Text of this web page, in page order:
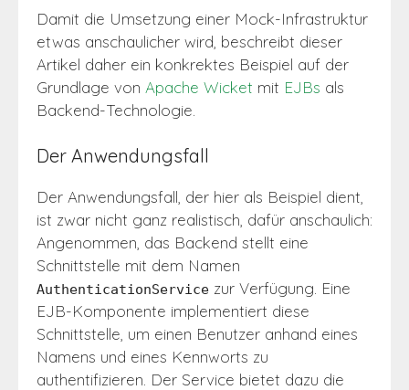
Damit die Umsetzung einer Mock-Infrastruktur
etwas anschaulicher wird, beschreibt dieser
Artikel daher ein konkrektes Beispiel auf der
Grundlage von Apache Wicket mit EJBs als
Backend-Technologie.
Der Anwendungsfall
Der Anwendungsfall, der hier als Beispiel dient,
ist zwar nicht ganz realistisch, dafür anschaulich:
Angenommen, das Backend stellt eine
Schnittstelle mit dem Namen
AuthenticationService zur Verfügung. Eine
EJB-Komponente implementiert diese
Schnittstelle, um einen Benutzer anhand eines
Namens und eines Kennworts zu
authentifizieren. Der Service bietet dazu die